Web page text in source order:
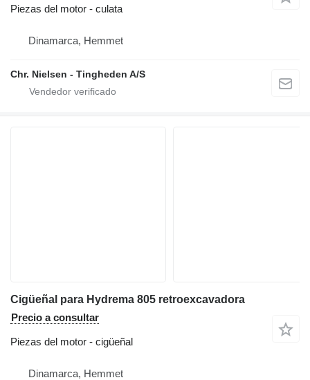
Piezas del motor - culata
Dinamarca, Hemmet
Chr. Nielsen - Tingheden A/S
Cigüeñal para Hydrema 805 retroexcavadora
Precio a consultar
Piezas del motor - cigüeñal
Dinamarca, Hemmet